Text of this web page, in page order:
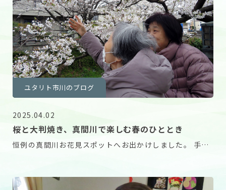
ユタリト市川のブログ
2025.04.02
桜と大判焼き、真間川で楽しむ春のひととき
恒例の真間川お花見スポットへお出かけしました。 手を